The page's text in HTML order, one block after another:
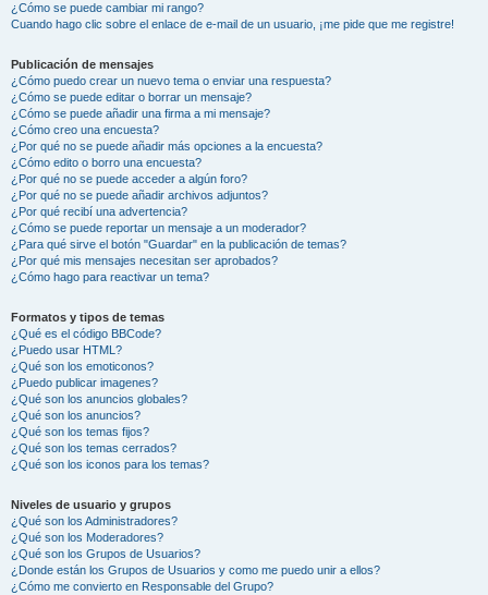
¿Cómo se puede cambiar mi rango?
Cuando hago clic sobre el enlace de e-mail de un usuario, ¡me pide que me registre!
Publicación de mensajes
¿Cómo puedo crear un nuevo tema o enviar una respuesta?
¿Cómo se puede editar o borrar un mensaje?
¿Cómo se puede añadir una firma a mi mensaje?
¿Cómo creo una encuesta?
¿Por qué no se puede añadir más opciones a la encuesta?
¿Cómo edito o borro una encuesta?
¿Por qué no se puede acceder a algún foro?
¿Por qué no se puede añadir archivos adjuntos?
¿Por qué recibí una advertencia?
¿Cómo se puede reportar un mensaje a un moderador?
¿Para qué sirve el botón "Guardar" en la publicación de temas?
¿Por qué mis mensajes necesitan ser aprobados?
¿Cómo hago para reactivar un tema?
Formatos y tipos de temas
¿Qué es el código BBCode?
¿Puedo usar HTML?
¿Qué son los emoticonos?
¿Puedo publicar imagenes?
¿Qué son los anuncios globales?
¿Qué son los anuncios?
¿Qué son los temas fijos?
¿Qué son los temas cerrados?
¿Qué son los iconos para los temas?
Niveles de usuario y grupos
¿Qué son los Administradores?
¿Qué son los Moderadores?
¿Qué son los Grupos de Usuarios?
¿Donde están los Grupos de Usuarios y como me puedo unir a ellos?
¿Cómo me convierto en Responsable del Grupo?